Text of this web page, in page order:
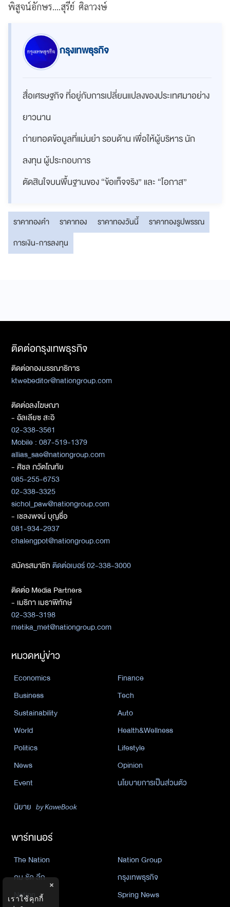
พิสูจน์อักษร....สุรีย์ ศิลาวงษ์
กรุงเทพธุรกิจ
สื่อเศรษฐกิจ ที่อยู่กับการเปลี่ยนแปลงของประเทศมาอย่าง
ยาวนาน
ถ่ายทอดข้อมูลที่แม่นยำ รอบด้าน เพื่อให้ผู้บริหาร นัก
ลงทุน ผู้ประกอบการ
ตัดสินใจบนพื้นฐานของ “ข้อเท็จจริง” และ “โอกาส”
ราคาทองคำ ราคาทอง ราคาทองวันนี้
ราคาทองรูปพรรณ
การเงิน-การลงทุน
ติดต่อกรุงเทพธุรกิจ
ติดต่อกองบรรณาธิการ
ktwebeditor@nationgroup.com
ติดต่อลงโฆษณา
- อัลเลียซ สะอิ
02-338-3561
Mobile : 087-519-1379
allias_sae@nationgroup.com
- ศิชล ภวัตโณทัย
085-255-6753
02-338-3325
sichol_paw@nationgroup.com
- เชลงพจน์ บุญซื่อ
081-934-2937
chalengpot@nationgroup.com
สมัครสมาชิกติดต่อเบอร์ 02-338-3000
ติดต่อ Media Partners
- เมธิกา เมธาพิทักษ์
02-338-3198
metika_met@nationgroup.com
หมวดหมู่ข่าว
Economics
Finance
Business
Tech
Sustainability
Auto
World
Health&Wellness
Politics
Lifestyle
News
Opinion
Event
นโยบายการเป็นส่วนตัว
นิยาย by KaweBook
พาร์ทเนอร์
The Nation
Nation Group
คม ชัด ลึก
กรุงเทพธุรกิจ
Nation
Spring News
×
เราใช้คุกกี้